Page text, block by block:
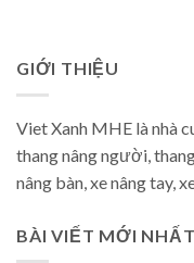
GIỚI THIỆU
Viet Xanh MHE là nhà
thang nâng người,
nâng bàn, xe nâng tay,
BÀI VIẾT MỚI NHẤT